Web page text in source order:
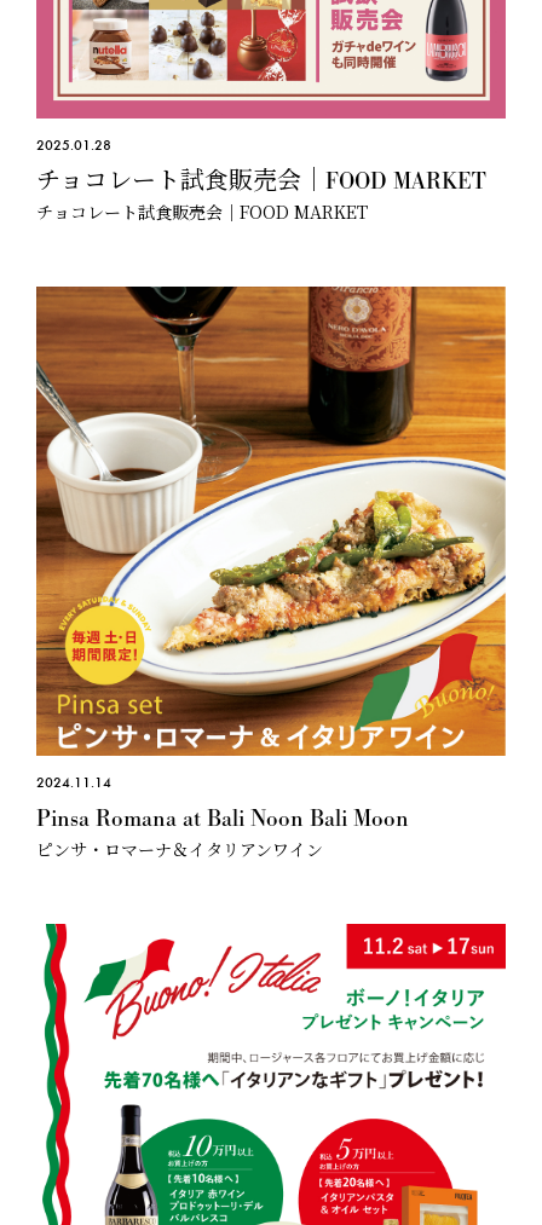
2025.01.28
チョコレート試食販売会｜FOOD MARKET
チョコレート試食販売会｜FOOD MARKET
2024.11.14
Pinsa Romana at Bali Noon Bali Moon
ピンサ・ロマーナ＆イタリアンワイン